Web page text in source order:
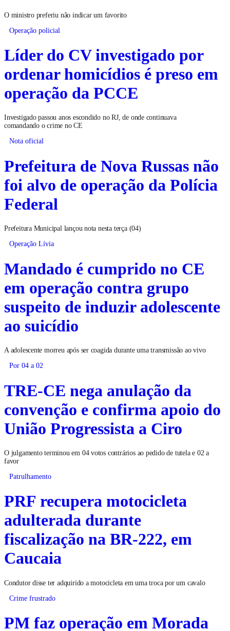
O ministro preferiu não indicar um favorito
Operação policial
Líder do CV investigado por
ordenar homicídios é preso em
operação da PCCE
Investigado passou anos escondido no RJ, de onde continuava
comandando o crime no CE
Nota oficial
Prefeitura de Nova Russas não
foi alvo de operação da Polícia
Federal
Prefeitura Municipal lançou nota nesta terça (04)
Operação Lívia
Mandado é cumprido no CE
em operação contra grupo
suspeito de induzir adolescente
ao suicídio
A adolescente morreu após ser coagida durante uma transmissão ao vivo
Por 04 a 02
TRE-CE nega anulação da
convenção e confirma apoio do
União Progressista a Ciro
O julgamento terminou em 04 votos contrários ao pedido de tutela e 02 a
favor
Patrulhamento
PRF recupera motocicleta
adulterada durante
fiscalização na BR-222, em
Caucaia
Condutor disse ter adquirido a motocicleta em uma troca por um cavalo
Crime frustrado
PM faz operação em Morada